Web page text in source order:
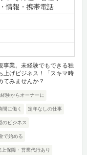
情報・携帯電話
事業。未経験でもできる独
上げビジネス！「スキマ時
てみませんか？
験からオーナーに
間に働く 定年なしの仕事
のビジネス
で始める
上保障・営業代行あり